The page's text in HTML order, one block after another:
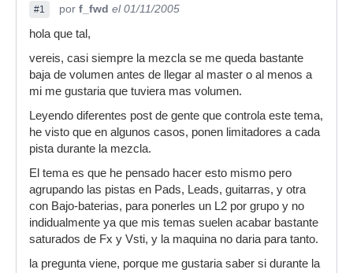
#1 por f_fwd el 01/11/2005
hola que tal,
vereis, casi siempre la mezcla se me queda bastante
baja de volumen antes de llegar al master o al menos a
mi me gustaria que tuviera mas volumen.
Leyendo diferentes post de gente que controla este tema,
he visto que en algunos casos, ponen limitadores a cada
pista durante la mezcla.
El tema es que he pensado hacer esto mismo pero
agrupando las pistas en Pads, Leads, guitarras, y otra
con Bajo-baterias, para ponerles un L2 por grupo y no
indidualmente ya que mis temas suelen acabar bastante
saturados de Fx y Vsti, y la maquina no daria para tanto.
la pregunta viene, porque me gustaria saber si durante la